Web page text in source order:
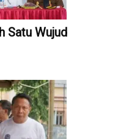
Satu Wujud